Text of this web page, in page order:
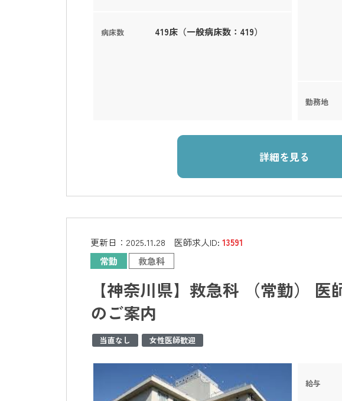
病床数 419床（一般病床数：419）
勤務地
詳細を見る
更新日： 2025.11.28 医師求人ID: 13591
常勤
救急科
【神奈川県】救急科 （常勤）
のご案内
当直なし 女性医師歓迎
給与